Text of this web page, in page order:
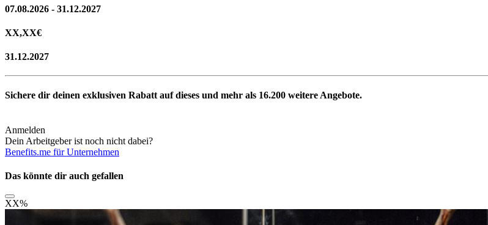
07.08.2026 - 31.12.2027
XX,XX€
31.12.2027
Sichere dir deinen exklusiven Rabatt auf dieses und mehr als 16.200 weitere Angebote.
Anmelden
Dein Arbeitgeber ist noch nicht dabei?
Benefits.me für Unternehmen
Das könnte dir auch gefallen
XX%